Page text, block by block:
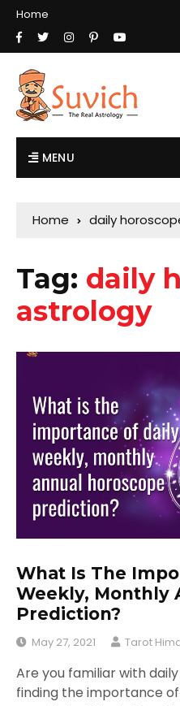
Home
MENU
Home daily
Tag: daily
astrology
What Is The
Weekly, Monthly
Prediction?
May 27, 2021 Tarot
Are you familiar with
finding the importance